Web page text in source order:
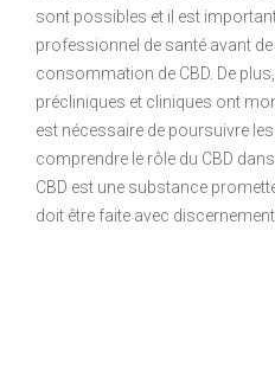
sont possibles et il est
professionnel de santé avant
consommation de CBD. De
précliniques et cliniques ont
est nécessaire de poursuivre
comprendre le rôle du CBD
CBD est une substance
doit être faite avec